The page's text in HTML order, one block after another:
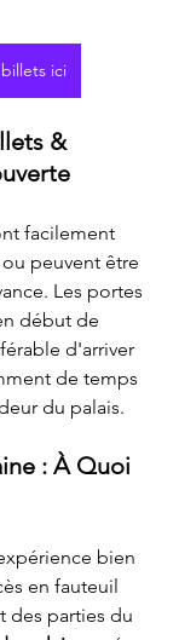
ici
&
facilement
peuvent être
Les portes
début de
d'arriver
de temps
du palais.
: À Quoi
bien
en fauteuil
des parties du